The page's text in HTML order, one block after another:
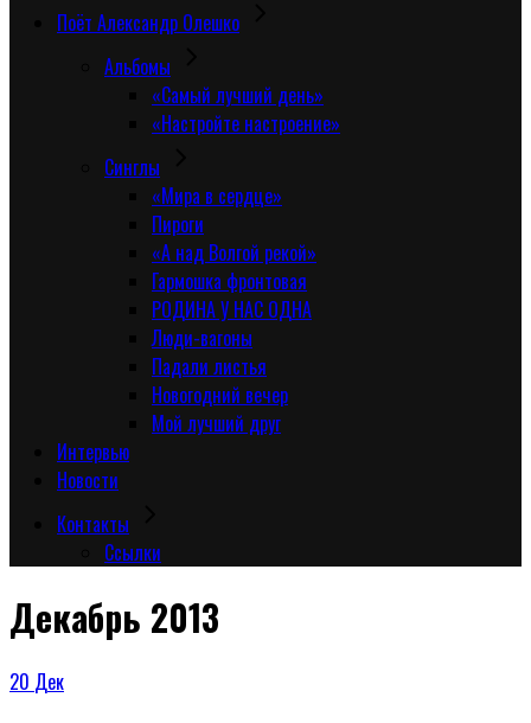
Поёт Александр Олешко
Альбомы
«Самый лучший день»
«Настройте настроение»
Синглы
«Мира в сердце»
Пироги
«А над Волгой рекой»
Гармошка фронтовая
РОДИНА У НАС ОДНА
Люди-вагоны
Падали листья
Новогодний вечер
Мой лучший друг
Интервью
Новости
Контакты
Сcылки
Декабрь 2013
20 Дек